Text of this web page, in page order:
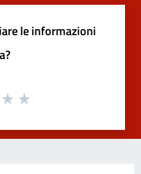
le informazioni